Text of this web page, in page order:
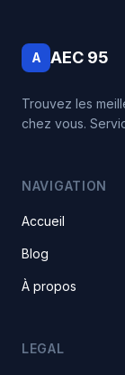
A AEC 95
Trouvez les
chez vous.
NAVIGATION
Accueil
Blog
À propos
LEGAL